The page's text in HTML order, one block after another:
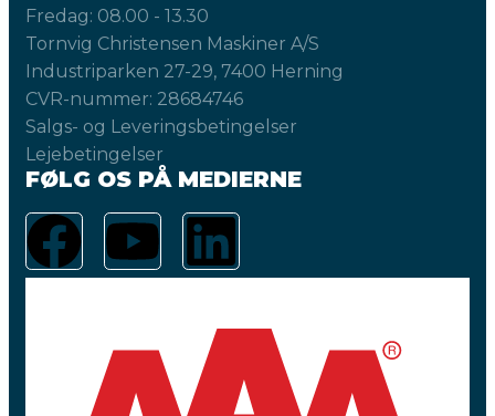
Fredag: 08.00 - 13.30
Tornvig Christensen Maskiner A/S
Industriparken 27-29, 7400 Herning
CVR-nummer: 28684746
Salgs- og Leveringsbetingelser
Lejebetingelser
FØLG OS PÅ MEDIERNE